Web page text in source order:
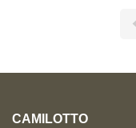
CAMILOTTO